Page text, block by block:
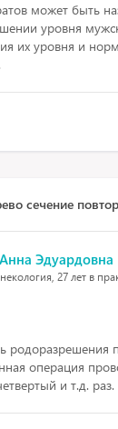
может быть
уровня
их уровня и
сечение
Эдуардовна
27 лет в
родоразрешения
операция
и т.д. раз.